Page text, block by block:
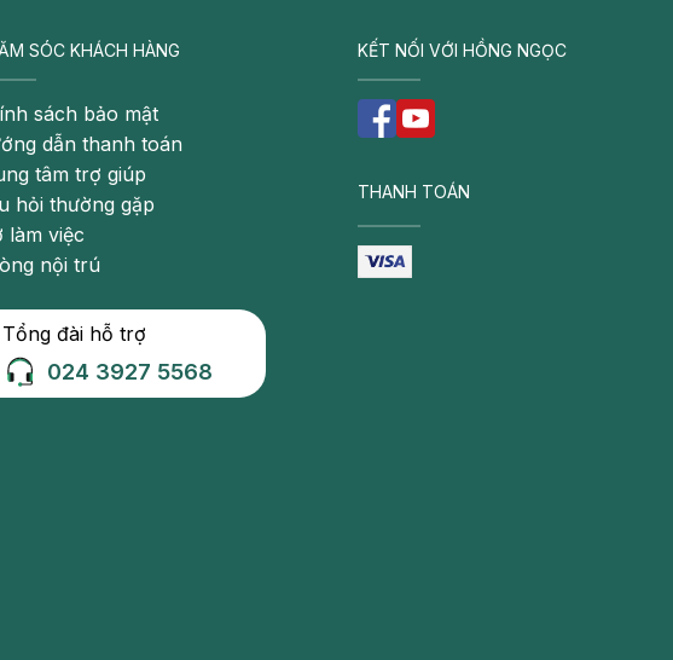
Dùng bàn
rôm để giữ
tuổi sinh
có thêm
SÓC KHÁCH HÀNG
sách bảo mật
dẫn thanh toán
tâm trợ giúp
hỏi thường gặp
làm việc
nội trú
Tổng đài hỗ trợ
024 3927 5568
KẾT NỐI VỚI HỒNG NGỌC
THANH TOÁN